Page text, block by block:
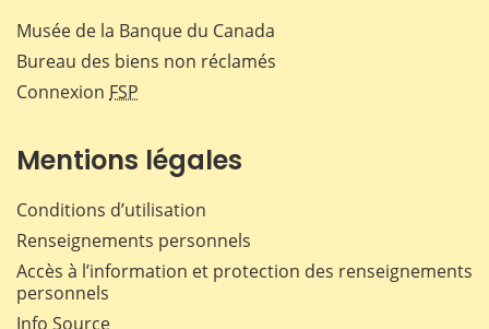
Musée de la Banque du Canada
Bureau des biens non réclamés
Connexion FSP
Mentions légales
Conditions d’utilisation
Renseignements personnels
Accès à l’information et protection des renseignements
personnels
Info Source